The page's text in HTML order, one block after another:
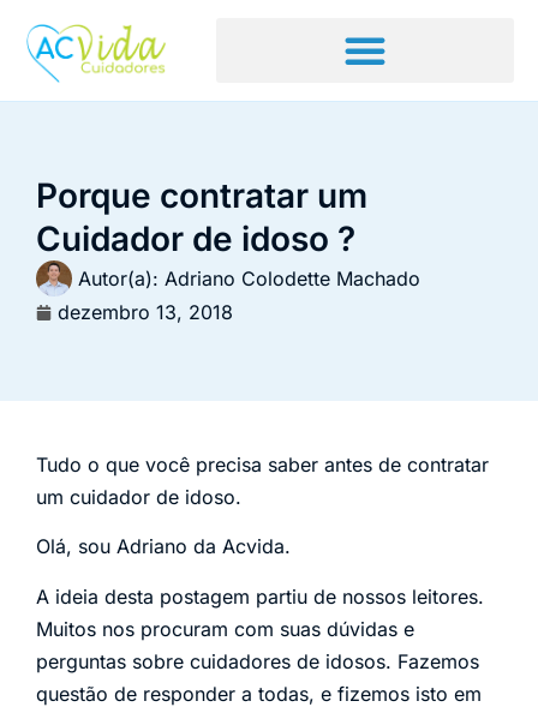
Porque contratar um
Cuidador de idoso ?
Autor(a): Adriano Colodette Machado
dezembro 13, 2018
Tudo o que você precisa saber antes de contratar
um cuidador de idoso.
Olá, sou Adriano da Acvida.
A ideia desta postagem partiu de nossos leitores.
Muitos nos procuram com suas dúvidas e
perguntas sobre cuidadores de idosos. Fazemos
questão de responder a todas, e fizemos isto em